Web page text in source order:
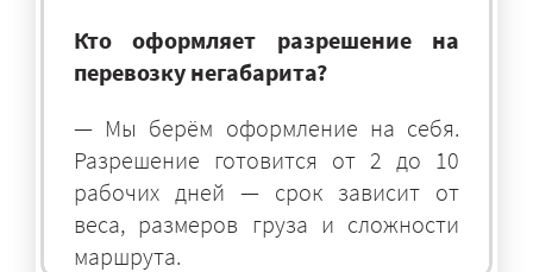
Кто оформляет разрешение на
перевозку негабарита?
— Мы берём оформление на себя.
Разрешение готовится от 2 до 10
рабочих дней — срок зависит от
веса, размеров груза и сложности
маршрута.